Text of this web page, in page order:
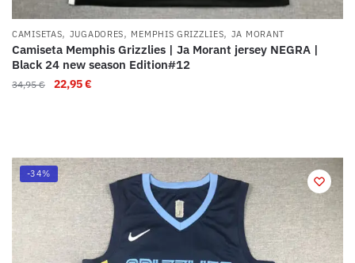
CAMISETAS, JUGADORES, MEMPHIS GRIZZLIES, JA MORANT
Camiseta Memphis Grizzlies | Ja Morant jersey NEGRA |
Black 24 new season Edition#12
34,95€ 22,95€
-34%